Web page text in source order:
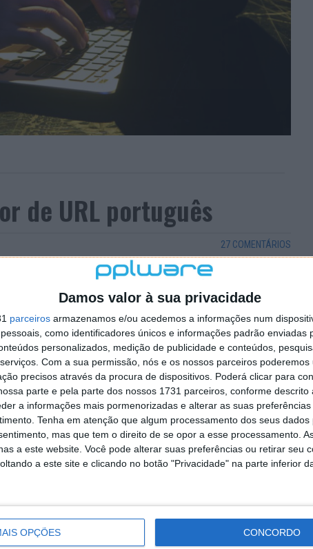
Damos valor à sua privacidade
parceiros armazenamos e/ou acedemos a informações num
como identificadores únicos e informações padrão enviadas
personalizados, medição de publicidade e conteúdos,
Com a sua permissão, nós e os nossos parceiros
precisos através da procura de dispositivos. Poderá clicar para
parte e pela parte dos nossos 1731 parceiros, conforme descrito
a informações mais pormenorizadas e alterar as suas
Tenha em atenção que algum processamento dos seus dados
mas que tem o direito de se opor a esse processamento.
a este website. Você pode alterar suas preferências ou retirar seu
a este site e clicando no botão "Privacidade" na parte inferior
OPÇÕES CONCORDO
de URL português
27 COMENTÁRIOS
links em todo o mundo, mas nem todos são iguais,
se destacam.
gratuito, em português, com um domínio fácil de